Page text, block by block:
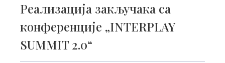
Реализација закључака са
конференције „INTERPLAY
SUMMIT 2.0“